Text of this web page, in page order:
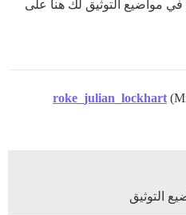
في مواضيع التوثيق لك هنا على
roke_julian_lockhart
التوثيق